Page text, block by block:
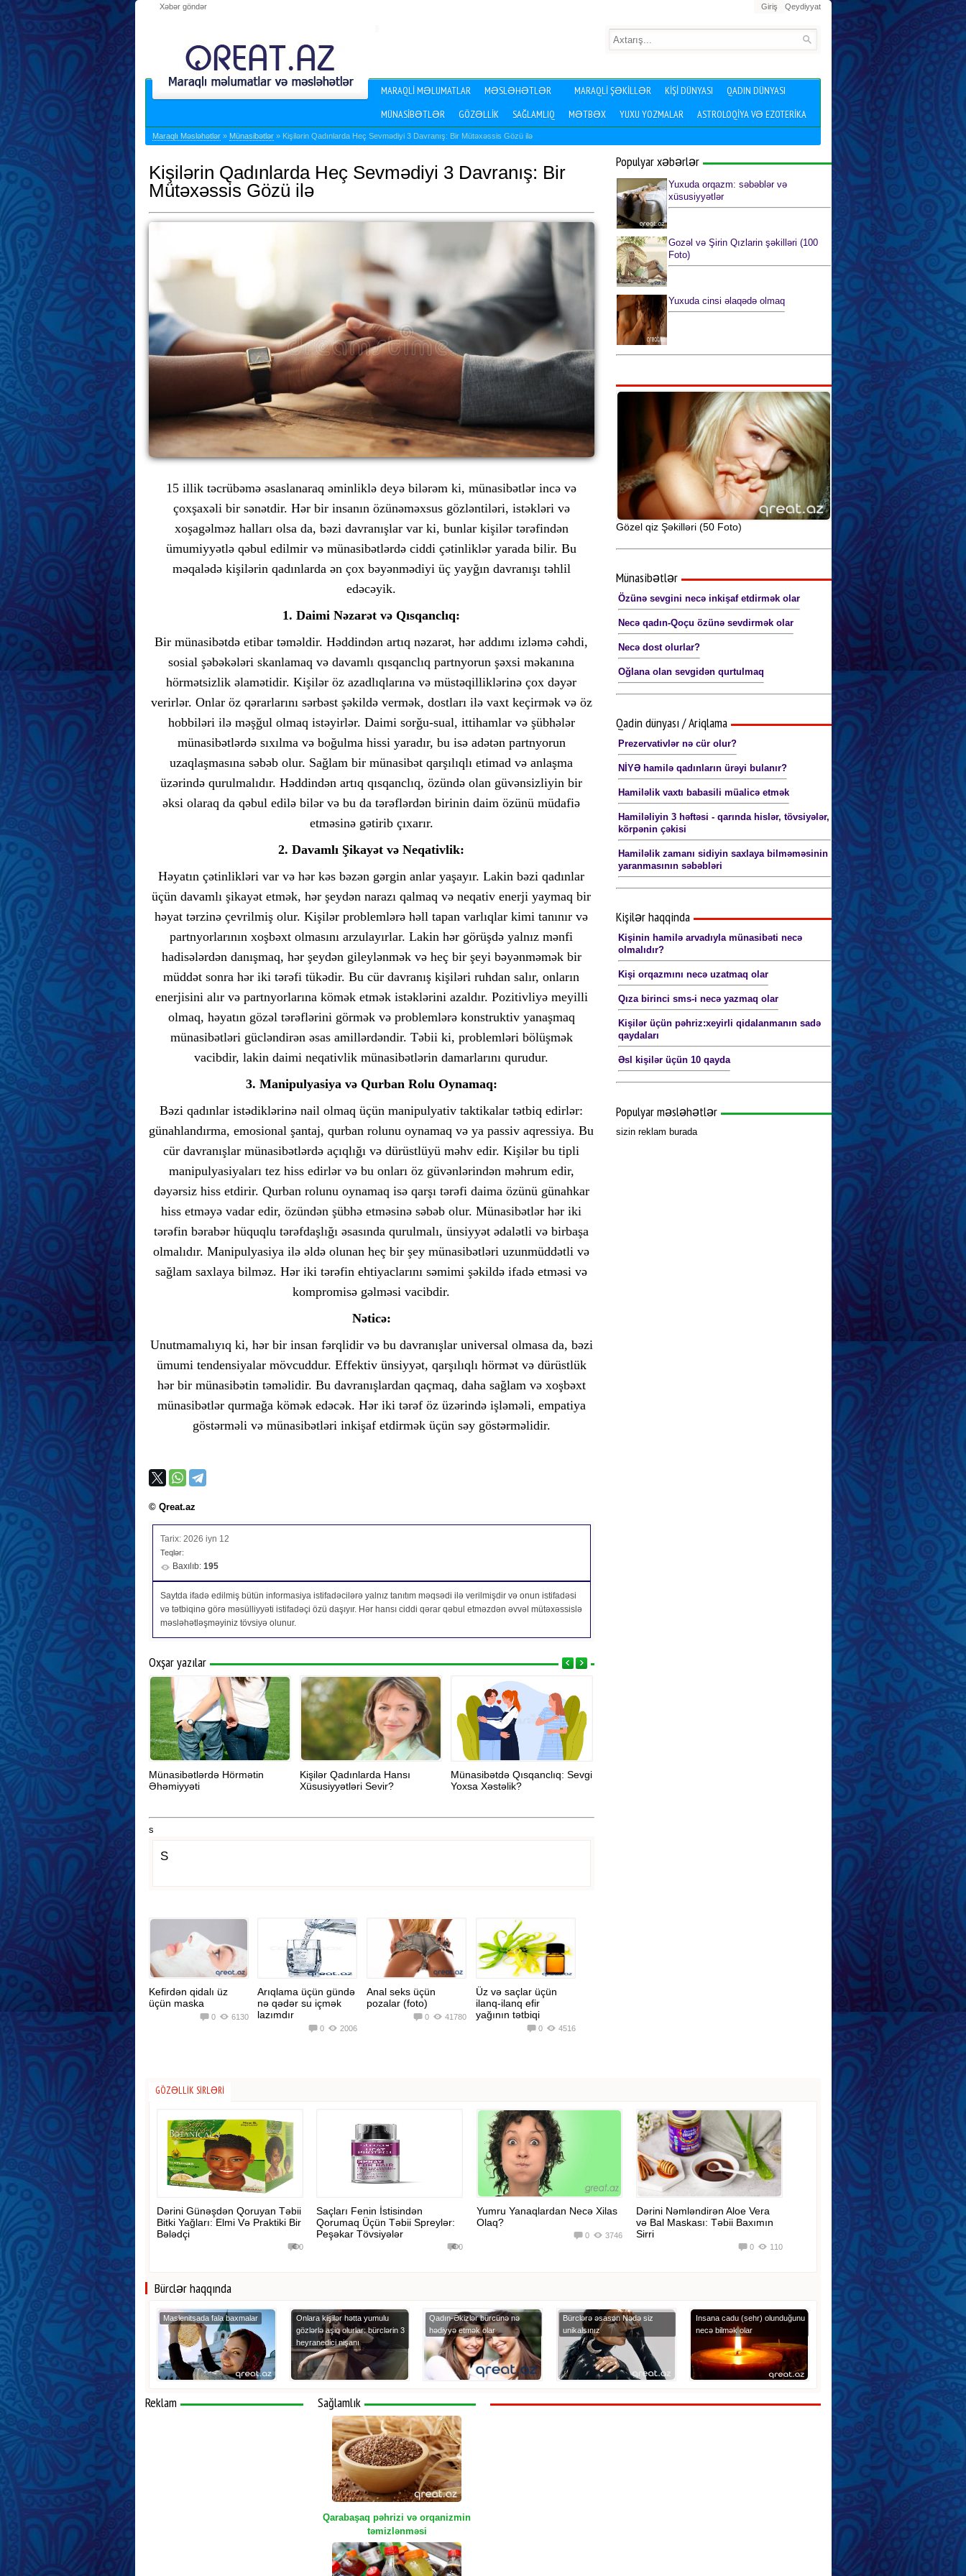
Xəbər göndər Qeydiyyat
Giriş
MARAQLI MƏLUMATLAR MƏSLƏHƏTLƏR MARAQLI ŞƏKILLƏR KIŞI DÜNYASI
QADIN DÜNYASI
MÜNASIBƏTLƏR
GÖZƏLLIK SAĞLAMLIQ MƏTBƏX YUXU YOZMALAR ASTROLOQIYA VƏ EZOTERIKA
Maraqlı Məsləhətlər » Münasibətlər » Kişilərin Qadınlarda Heç Sevmədiyi 3 Davranış: Bir Mütəxəssis Gözü ilə
Kişilərin Qadınlarda Heç Sevmədiyi 3 Davranış: Bir
Mütəxəssis Gözü ilə
15 illik təcrübəmə əsaslanaraq əminliklə deyə bilərəm ki, münasibətlər incə və
çoxşaxəli bir sənətdir. Hər bir insanın özünəməxsus gözləntiləri, istəkləri və
xoşagəlməz halları olsa da, bəzi davranışlar var ki, bunlar kişilər tərəfindən
ümumiyyətlə qəbul edilmir və münasibətlərdə ciddi çətinliklər yarada bilir. Bu
məqalədə kişilərin qadınlarda ən çox bəyənmədiyi üç yayğın davranışı təhlil
edəcəyik.
1. Daimi Nəzarət və Qısqanclıq:
Bir münasibətdə etibar təməldir. Həddindən artıq nəzarət, hər addımı izləmə cəhdi,
sosial şəbəkələri skanlamaq və davamlı qısqanclıq partnyorun şəxsi məkanına
hörmətsizlik əlamətidir. Kişilər öz azadlıqlarına və müstəqilliklərinə çox dəyər
verirlər. Onlar öz qərarlarını sərbəst şəkildə vermək, dostları ilə vaxt keçirmək və öz
hobbiləri ilə məşğul olmaq istəyirlər. Daimi sorğu-sual, ittihamlar və şübhələr
münasibətlərdə sıxılma və boğulma hissi yaradır, bu isə adətən partnyorun
uzaqlaşmasına səbəb olur. Sağlam bir münasibət qarşılıqlı etimad və anlaşma
üzərində qurulmalıdır. Həddindən artıq qısqanclıq, özündə olan güvənsizliyin bir
əksi olaraq da qəbul edilə bilər və bu da tərəflərdən birinin daim özünü müdafiə
etməsinə gətirib çıxarır.
2. Davamlı Şikayət və Neqativlik:
Həyatın çətinlikləri var və hər kəs bəzən gərgin anlar yaşayır. Lakin bəzi qadınlar
üçün davamlı şikayət etmək, hər şeydən narazı qalmaq və neqativ enerji yaymaq bir
həyat tərzinə çevrilmiş olur. Kişilər problemlərə həll tapan varlıqlar kimi tanınır və
partnyorlarının xoşbəxt olmasını arzulayırlar. Lakin hər görüşdə yalnız mənfi
hadisələrdən danışmaq, hər şeydən gileylənmək və heç bir şeyi bəyənməmək bir
müddət sonra hər iki tərəfi tükədir. Bu cür davranış kişiləri ruhdan salır, onların
enerjisini alır və partnyorlarına kömək etmək istəklərini azaldır. Pozitivliyə meyilli
olmaq, həyatın gözəl tərəflərini görmək və problemlərə konstruktiv yanaşmaq
münasibətləri gücləndirən əsas amillərdəndir. Təbii ki, problemləri bölüşmək
vacibdir, lakin daimi neqativlik münasibətlərin damarlarını qurudur.
3. Manipulyasiya və Qurban Rolu Oynamaq:
Bəzi qadınlar istədiklərinə nail olmaq üçün manipulyativ taktikalar tətbiq edirlər:
günahlandırma, emosional şantaj, qurban rolunu oynamaq və ya passiv aqressiya. Bu
cür davranışlar münasibətlərdə açıqlığı və dürüstlüyü məhv edir. Kişilər bu tipli
manipulyasiyaları tez hiss edirlər və bu onları öz güvənlərindən məhrum edir,
dəyərsiz hiss etdirir. Qurban rolunu oynamaq isə qarşı tərəfi daima özünü günahkar
hiss etməyə vadar edir, özündən şübhə etməsinə səbəb olur. Münasibətlər hər iki
tərəfin bərabər hüquqlu tərəfdaşlığı əsasında qurulmalı, ünsiyyət ədalətli və birbaşa
olmalıdır. Manipulyasiya ilə əldə olunan heç bir şey münasibətləri uzunmüddətli və
sağlam saxlaya bilməz. Hər iki tərəfin ehtiyaclarını səmimi şəkildə ifadə etməsi və
kompromisə gəlməsi vacibdir.
Nəticə:
Unutmamalıyıq ki, hər bir insan fərqlidir və bu davranışlar universal olmasa da, bəzi
ümumi tendensiyalar mövcuddur. Effektiv ünsiyyət, qarşılıqlı hörmət və dürüstlük
hər bir münasibətin təməlidir. Bu davranışlardan qaçmaq, daha sağlam və xoşbəxt
münasibətlər qurmağa kömək edəcək. Hər iki tərəf öz üzərində işləməli, empatiya
göstərməli və münasibətləri inkişaf etdirmək üçün səy göstərməlidir.
© Qreat.az
Tarix: 2026 iyn 12
Teqlər:
Baxılıb: 195
Saytda ifadə edilmiş bütün informasiya istifadəcilərə yalnız tanıtım məqsədi ilə verilmişdir və onun istifadəsi
və tətbiqinə görə məsülliyyəti istifadəçi özü daşıyır. Hər hansı ciddi qərar qəbul etməzdən əvvəl mütəxəssislə
məsləhətləşməyiniz tövsiyə olunur.
Oxşar yazılar
Münasibətlərdə Hörmətin
Əhəmiyyəti
Kişilər Qadınlarda Hansı
Xüsusiyyətləri Sevir?
Münasibətdə Qısqanclıq: Sevgi
Yoxsa Xəstəlik?
s
S
Kefirdən qidalı üz
üçün maska
6130
0
Arıqlama üçün gündə
nə qədər su içmək
lazımdır
2006
0
Anal seks üçün
pozalar (foto)
41780
0
Üz və saçlar üçün
ilanq-ilanq efir
yağının tətbiqi
4516
0
Populyar xəbərlər
Yuxuda orqazm: səbəblər və
xüsusiyyətlər
Gozəl və Şirin Qızlarin şəkilləri (100
Foto)
Yuxuda cinsi əlaqədə olmaq
Seksual sağlamlıq və idman
Seks yuxularının mənasını siz də
öyrənin
Anal seks pozaları (şəkillərlə) 18+
Gözel qiz Şəkilləri (50 Foto)
Münasibətlər
Özünə sevgini necə inkişaf etdirmək olar
Necə qadın-Qoçu özünə sevdirmək olar
Necə dost olurlar?
Oğlana olan sevgidən qurtulmaq
Qadin dünyası / Ariqlama
Prezervativlər nə cür olur?
NİYƏ hamilə qadınların ürəyi bulanır?
Hamiləlik vaxtı babasili müalicə etmək
Hamiləliyin 3 həftəsi - qarında hislər, tövsiyələr,
körpənin çəkisi
Hamiləlik zamanı sidiyin saxlaya bilməməsinin
yaranmasının səbəbləri
Kişilər haqqinda
Kişinin hamilə arvadıyla münasibəti necə
olmalıdır?
Kişi orqazmını necə uzatmaq olar
Qıza birinci sms-i necə yazmaq olar
Kişilər üçün pəhriz:xeyirli qidalanmanın sadə
qaydaları
Əsl kişilər üçün 10 qayda
Populyar məsləhətlər
sizin reklam burada
GÖZƏLLIK SIRLƏRI
Dərini Günəşdən Qoruyan Təbii
Bitki Yağları: Elmi Və Praktiki Bir
Bələdçi
0
Saçları Fenin İstisindən
Qorumaq Üçün Təbii Spreylər:
Peşəkar Tövsiyələr
0
Yumru Yanaqlardan Necə Xilas
Olaq?
3746
0
Dərini Nəmləndirən Aloe Vera
və Bal Maskası: Təbii Baxımın
Sirri
110
0
Bürclər haqqında
Maslenitsada fala baxmalar
Onlara kişilər hətta yumulu
gözlərlə aşiq olurlar: bürclərin 3
heyranedici nişanı
Qadın-Əkizlər bürcünə nə
hədiyyə etmək olar
Bürclərə əsasən Nədə siz
unikalsınız
Insana cadu (sehr) olunduğunu
necə bilmək olar
Reklam Sağlamlık
Qarabaşaq pəhrizi və orqanizmin
təmizlənməsi